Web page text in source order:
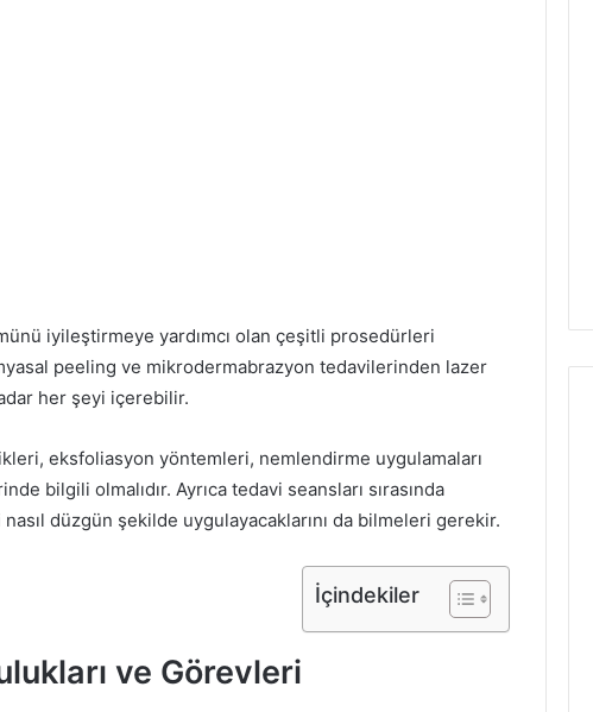
iyileştirmeye yardımcı olan çeşitli prosedürleri
peeling ve mikrodermabrazyon tedavilerinden lazer
her şeyi içerebilir.
eksfoliasyon yöntemleri, nemlendirme uygulamaları
bilgili olmalıdır. Ayrıca tedavi seansları sırasında
düzgün şekilde uygulayacaklarını da bilmeleri gerekir.
İçindekiler
ve Görevleri